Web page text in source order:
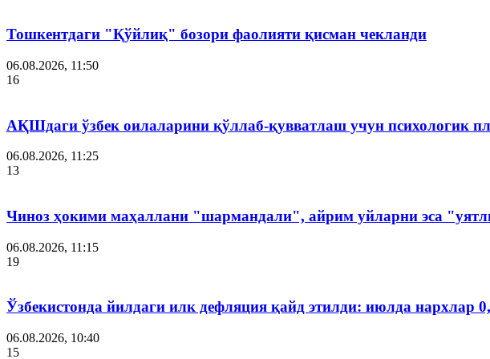
Тошкентдаги "Қўйлиқ" бозори фаолияти қисман чекланди
06.08.2026, 11:50
16
АҚШдаги ўзбек оилаларини қўллаб-қувватлаш учун психологик
06.08.2026, 11:25
13
Чиноз ҳокими маҳаллани "шармандали", айрим уйларни эса
06.08.2026, 11:15
19
Ўзбекистонда йилдаги илк дефляция қайд этилди: июлда нархлар
06.08.2026, 10:40
15